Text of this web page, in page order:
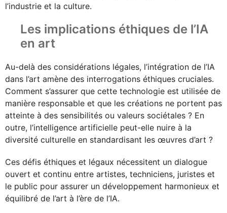
l’industrie et la culture.
Les implications éthiques de l’IA
en art
Au-delà des considérations légales, l’intégration de l’IA
dans l’art amène des interrogations éthiques cruciales.
Comment s’assurer que cette technologie est utilisée de
manière responsable et que les créations ne portent pas
atteinte à des sensibilités ou valeurs sociétales ? En
outre, l’intelligence artificielle peut-elle nuire à la
diversité culturelle en standardisant les œuvres d’art ?
Ces défis éthiques et légaux nécessitent un dialogue
ouvert et continu entre artistes, techniciens, juristes et
le public pour assurer un développement harmonieux et
équilibré de l’art à l’ère de l’IA.